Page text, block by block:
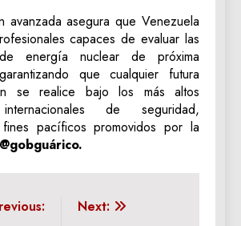
avanzada asegura que Venezuela
capaces de evaluar las
energía nuclear de próxima
que cualquier futura
se realice bajo los más altos
de seguridad,
pacíficos promovidos por la
Next: